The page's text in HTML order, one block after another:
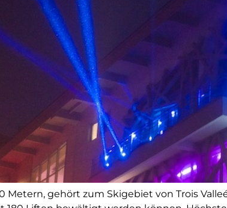
Metern, gehört zum Skigebiet von Trois